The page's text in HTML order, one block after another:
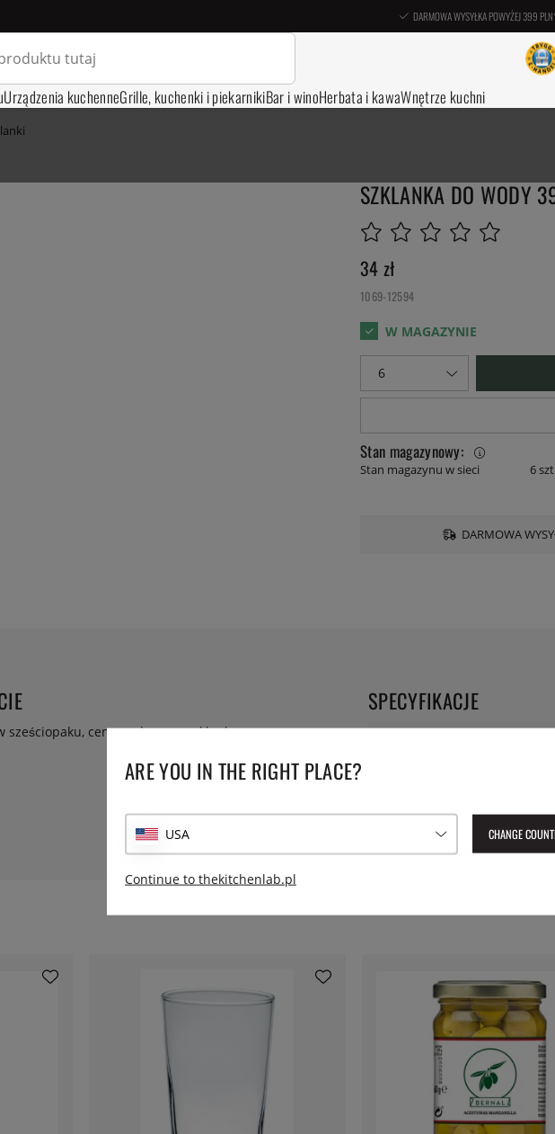
DARMOWA WYSYŁKA POWYŻEJ 399
Urządzenia kuchenneGrille, kuchenki i piekarnikiBar i winoHerbata i kawaWnętrze kuchni
SZKLANKA DO WODY
34 zł
1069-12594
Stan magazynowy:
Stan magazynu w sieci 6
DARMOWA
sześciopaku, cena podana za szklankę.
SPECYFIKACJE
EAN:8592631002765
ARE YOU IN THE RIGHT PLACE?
USA CHANGE
Continue to thekitchenlab.pl